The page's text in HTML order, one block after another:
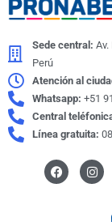
Sede central:
Perú
Atención al
Whatsapp: +51
Central
Línea gratuita:
F
a
c
I
n
s